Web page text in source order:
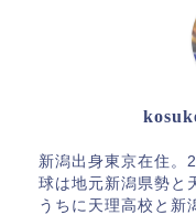
新潟出身東京在住。
球は地元新潟県勢と
うちに天理高校と新